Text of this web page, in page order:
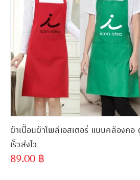
ผ้าเปื้อนผ้าโพลีเอสเตอร์ แบบคล้องค
เร็วส่งไว
89.00 ฿